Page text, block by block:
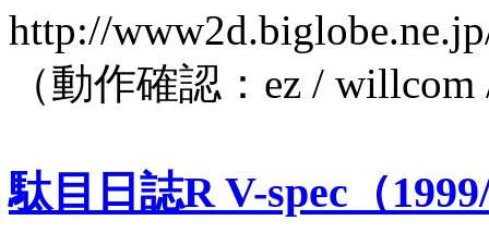
http://
（動作確認：ez /
駄目日誌R V-spec（